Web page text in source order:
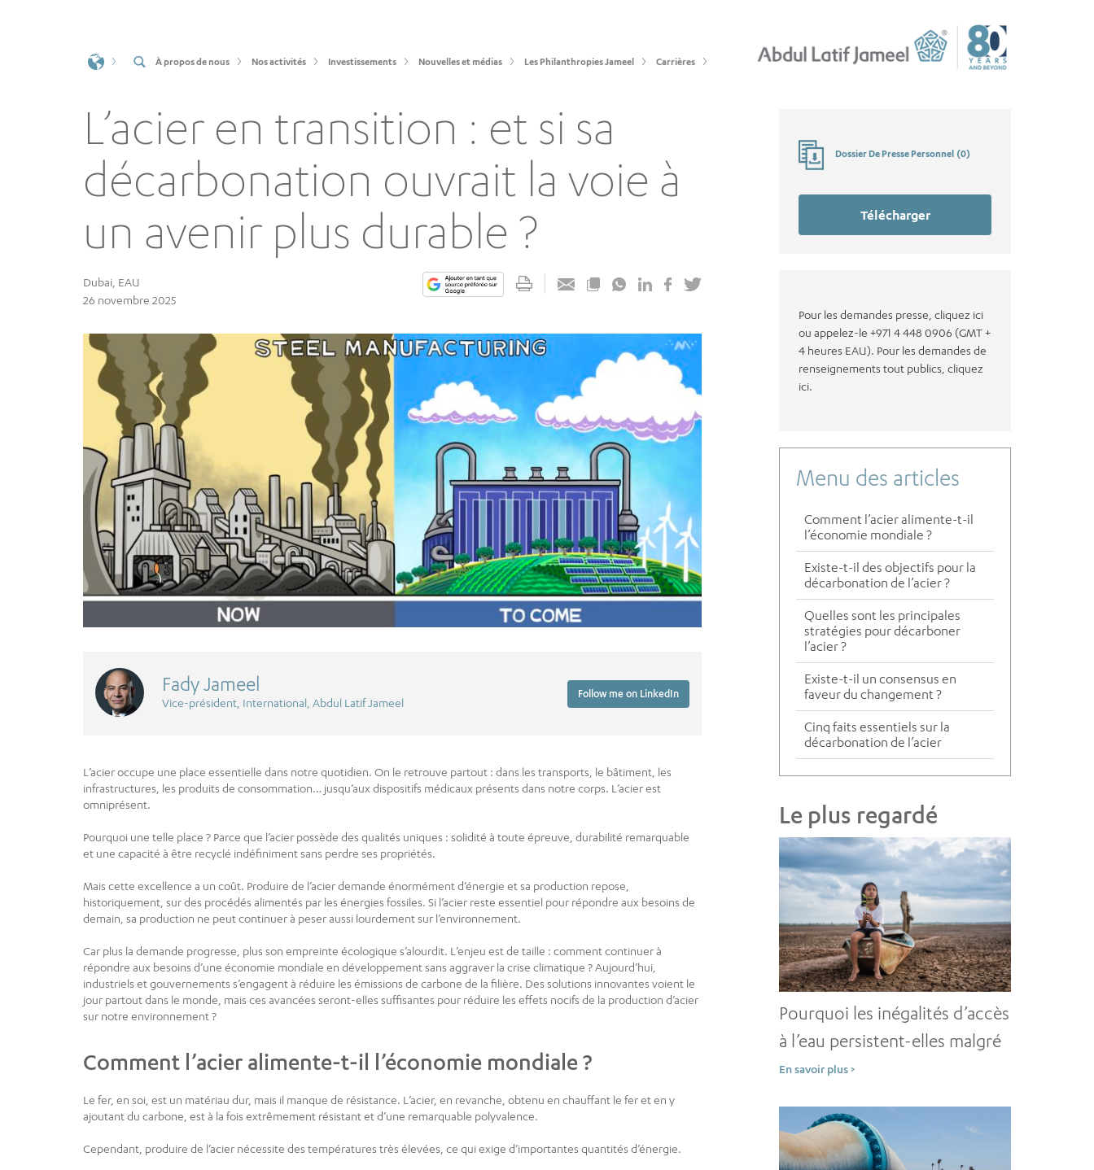
À propos de nous Nos activités Investissements Nouvelles et médias Les Philanthropies Jameel Carrières
L’acier en transition : et si sa
décarbonation ouvrait la voie à
un avenir plus durable ?
Dubai, EAU
26 novembre 2025
Fady Jameel
Vice-président, International, Abdul Latif Jameel
Follow me on LinkedIn
L’acier occupe une place essentielle dans notre quotidien. On le retrouve partout : dans les transports, le bâtiment, les
infrastructures, les produits de consommation… jusqu’aux dispositifs médicaux présents dans notre corps. L’acier est
omniprésent.
Pourquoi une telle place ? Parce que l’acier possède des qualités uniques : solidité à toute épreuve, durabilité remarquable
et une capacité à être recyclé indéfiniment sans perdre ses propriétés.
Mais cette excellence a un coût. Produire de l’acier demande énormément d’énergie et sa production repose,
historiquement, sur des procédés alimentés par les énergies fossiles. Si l’acier reste essentiel pour répondre aux besoins de
demain, sa production ne peut continuer à peser aussi lourdement sur l’environnement.
Car plus la demande progresse, plus son empreinte écologique s’alourdit. L’enjeu est de taille : comment continuer à
répondre aux besoins d’une économie mondiale en développement sans aggraver la crise climatique ? Aujourd’hui,
industriels et gouvernements s’engagent à réduire les émissions de carbone de la filière. Des solutions innovantes voient le
jour partout dans le monde, mais ces avancées seront-elles suffisantes pour réduire les effets nocifs de la production d’acier
sur notre environnement ?
Comment l’acier alimente-t-il l’économie mondiale ?
Le fer, en soi, est un matériau dur, mais il manque de résistance. L’acier, en revanche, obtenu en chauffant le fer et en y
ajoutant du carbone, est à la fois extrêmement résistant et d’une remarquable polyvalence.
Cependant, produire de l’acier nécessite des températures très élevées, ce qui exige d’importantes quantités d’énergie.
Dossier De Presse Personnel (0)
Télécharger
Pour les demandes presse, cliquez ici
ou appelez-le +971 4 448 0906 (GMT +
4 heures EAU). Pour les demandes de
renseignements tout publics, cliquez
ici.
Menu des articles
Comment l’acier alimente-t-il
l’économie mondiale ?
Existe-t-il des objectifs pour la
décarbonation de l’acier ?
Quelles sont les principales
stratégies pour décarboner
l’acier ?
Existe-t-il un consensus en
faveur du changement ?
Cinq faits essentiels sur la
décarbonation de l’acier
Le plus regardé
Pourquoi les inégalités d’accès
à l’eau persistent-elles malgré
des décennies
En savoir plus >